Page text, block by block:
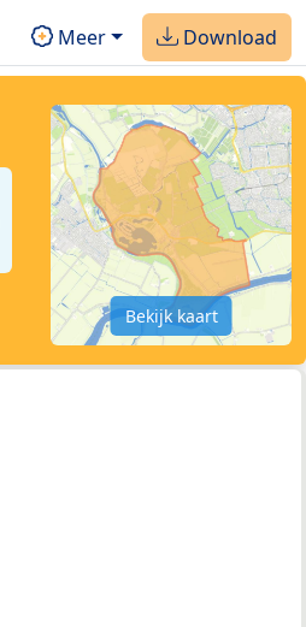
Meer Download
Bekijk kaart